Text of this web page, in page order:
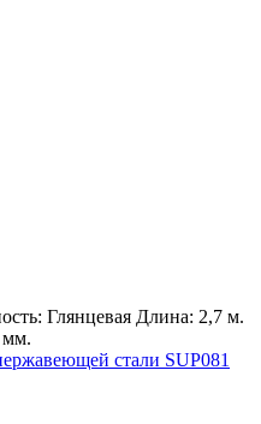
Глянцевая Длина: 2,7 м.
стали SUP081